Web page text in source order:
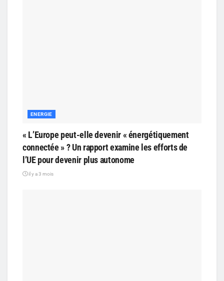
ENERGIE
« L’Europe peut-elle devenir « énergétiquement
connectée » ? Un rapport examine les efforts de
l’UE pour devenir plus autonome
il y a 3 mois